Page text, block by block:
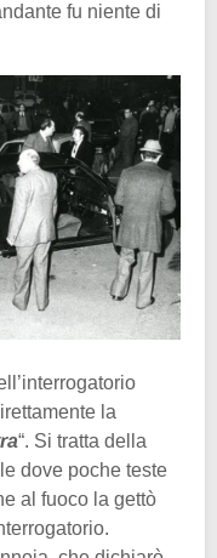
fu niente di
la
“. Si tratta della
dove poche teste
al fuoco la gettò